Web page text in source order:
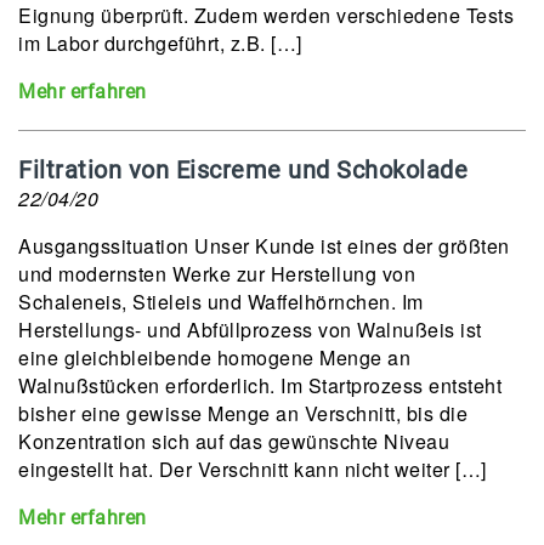
Eignung überprüft. Zudem werden verschiedene Tests
im Labor durchgeführt, z.B. […]
Mehr erfahren
Filtration von Eiscreme und Schokolade
22/04/20
Ausgangssituation Unser Kunde ist eines der größten
und modernsten Werke zur Herstellung von
Schaleneis, Stieleis und Waffelhörnchen. Im
Herstellungs- und Abfüllprozess von Walnußeis ist
eine gleichbleibende homogene Menge an
Walnußstücken erforderlich. Im Startprozess entsteht
bisher eine gewisse Menge an Verschnitt, bis die
Konzentration sich auf das gewünschte Niveau
eingestellt hat. Der Verschnitt kann nicht weiter […]
Mehr erfahren